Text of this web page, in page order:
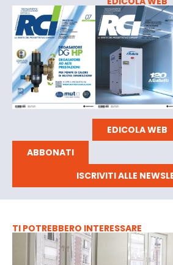
EDICOLA WEB
ABBONATI
ISCRIVITI ALLE
TI POTREBBERO INTERESSARE